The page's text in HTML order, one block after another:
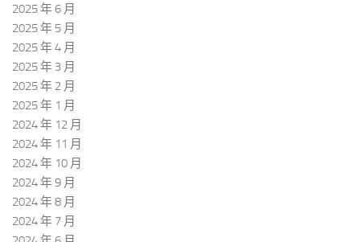
2025 年 6 月
2025 年 5 月
2025 年 4 月
2025 年 3 月
2025 年 2 月
2025 年 1 月
2024 年 12 月
2024 年 11 月
2024 年 10 月
2024 年 9 月
2024 年 8 月
2024 年 7 月